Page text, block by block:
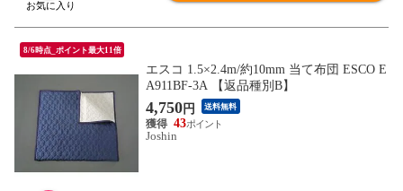
8/6時点_ポイント最大11倍
エスコ 1.5×2.4m/約10mm 当て布団 ESCO E
A911BF-3A 【返品種別B】
4,750円 送料無料
43
Joshin